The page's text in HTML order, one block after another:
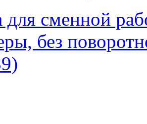
для сменной
без